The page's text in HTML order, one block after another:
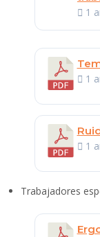
1
1
1
Trabajadores